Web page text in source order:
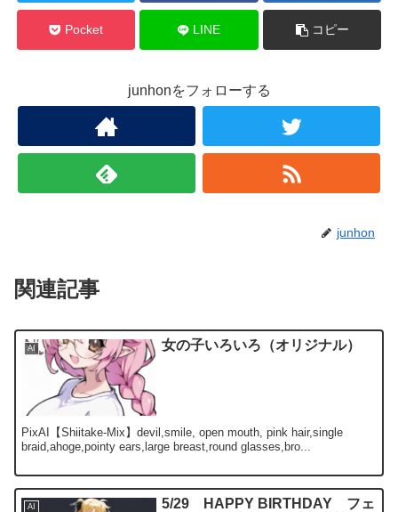
Pocket LINE コピー
junhonをフォローする
junhon
関連記事
AI 女の子いろいろ（オリジナル）
PixAI【Shiitake-Mix】devil,smile, open mouth, pink hair,single
braid,ahoge,pointy ears,large breast,round glasses,bro...
AI
5/29 HAPPY BIRTHDAY フェ